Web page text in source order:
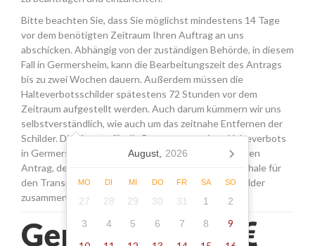
Bitte beachten Sie, dass Sie möglichst mindestens 14 Tage
vor dem benötigten Zeitraum Ihren Auftrag an uns
abschicken. Abhängig von der zuständigen Behörde, in diesem
Fall in Germersheim, kann die Bearbeitungszeit des Antrags
bis zu zwei Wochen dauern. Außerdem müssen die
Halteverbotsschilder spätestens 72 Stunden vor dem
Zeitraum aufgestellt werden. Auch darum kümmern wir uns
selbstverständlich, wie auch um das zeitnahe Entfernen der
Schilder. Die Kosten für die Beantragung eines Halteverbots
in Germersheim setzen sich aus den Gebühren für den
Antrag, der Miete für die Schilder sowie einer Pauschale für
den Transport, das Aufstellen und Abholen der Schilder
zusammen.
Germersheim -
August, 2026
MO DI MI DO FR SA SO
27 28 29 30 31 1
2
3
4 5 6 7 8
9